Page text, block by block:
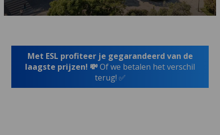
Met ESL profiteer je gegarandeerd van de
laagste prijzen! 💸Of we betalen het verschil
terug! ✅